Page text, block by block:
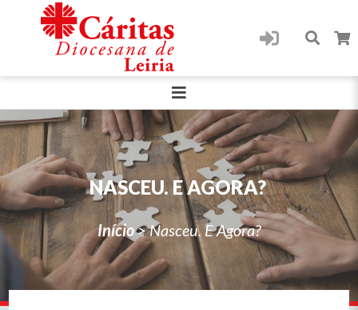
NASCEU. E AGORA?
Início>Nasceu. E Agora?